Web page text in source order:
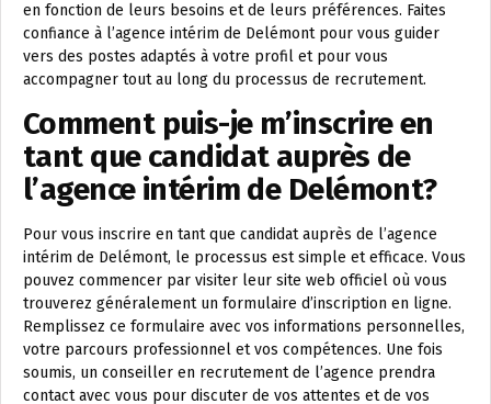
en fonction de leurs besoins et de leurs préférences. Faites
confiance à l’agence intérim de Delémont pour vous guider
vers des postes adaptés à votre profil et pour vous
accompagner tout au long du processus de recrutement.
Comment puis-je m’inscrire en
tant que candidat auprès de
l’agence intérim de Delémont?
Pour vous inscrire en tant que candidat auprès de l’agence
intérim de Delémont, le processus est simple et efficace. Vous
pouvez commencer par visiter leur site web officiel où vous
trouverez généralement un formulaire d’inscription en ligne.
Remplissez ce formulaire avec vos informations personnelles,
votre parcours professionnel et vos compétences. Une fois
soumis, un conseiller en recrutement de l’agence prendra
contact avec vous pour discuter de vos attentes et de vos